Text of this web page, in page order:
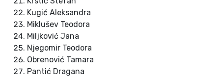
Kugić Aleksandra
Miklušev Teodora
Miljković Jana
Njegomir Teodora
Obrenović Tamara
Pantić Dragana